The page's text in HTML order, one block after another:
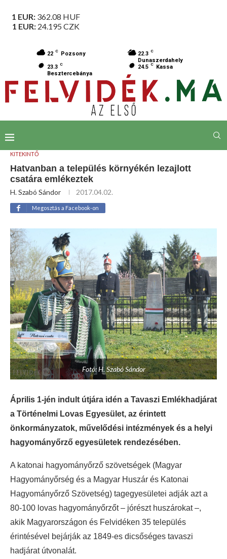
1 EUR: 362.08 HUF
1 EUR: 24.195 CZK
22 C Pozsony 22.3 C
Dunaszerdahely
23.3 C
Besztercebánya
24.5 C Kassa
KITEKINTŐ
Hatvanban a település környékén lezajlott
csatára emlékeztek
H. Szabó Sándor 2017.04.02.
Megosztás a Facebook-on
Fotó: H. Szabó Sándor
Április 1-jén indult útjára idén a Tavaszi Emlékhadjárat
a Történelmi Lovas Egyesület, az érintett
önkormányzatok, művelődési intézmények és a helyi
hagyományőrző egyesületek rendezésében.
A katonai hagyományőrző szövetségek (Magyar
Hagyományőrség és a Magyar Huszár és Katonai
Hagyományőrző Szövetség) tagegyesületei adják azt a
80-100 lovas hagyományőrzőt – jórészt huszárokat –,
akik Magyarországon és Felvidéken 35 település
érintésével bejárják az 1849-es dicsőséges tavaszi
hadjárat útvonalát.